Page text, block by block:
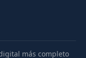
más completo